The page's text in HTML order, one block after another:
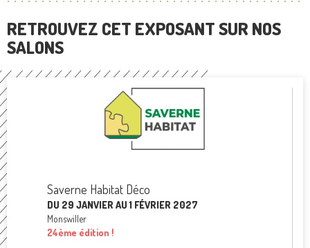
RETROUVEZ CET EXPOSANT SUR NOS
SALONS
Saverne Habitat Déco
DU 29 JANVIER AU 1 FÉVRIER 2027
Monswiller
24ème édition !